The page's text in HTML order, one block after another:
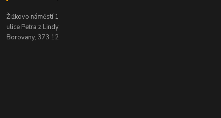
Žižkovo náměstí 1
ulice Petra z Lindy
Borovany, 373 12